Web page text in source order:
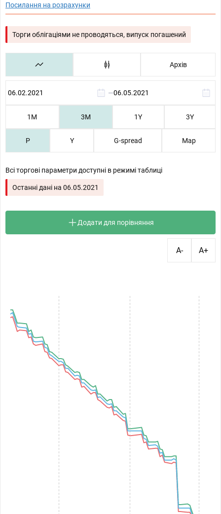
Посилання на розрахунки
Торги облігаціями не проводяться, випуск погашений
Архів
—
1М 3М 1Y 3Y
P Y G-spread Map
Всі торгові параметри доступні в режимі таблиці
Останні дані на 06.05.2021
Додати для порівняння
A- A+